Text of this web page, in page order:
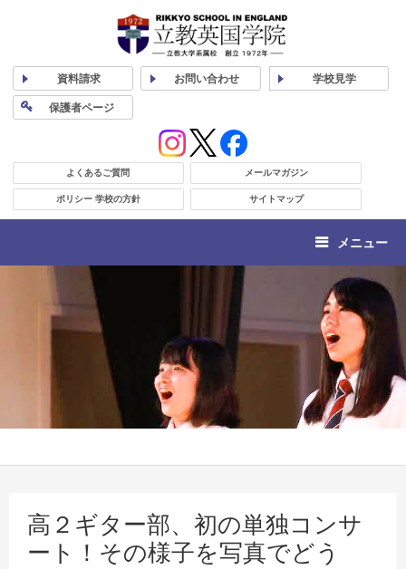
資料請求 お問い合わせ 学校見学
保護者ページ
よくあるご質問 メールマガジン
ポリシー 学校の方針 サイトマップ
メニュー
高２ギター部、初の単独コンサ
ート！その様子を写真でどう